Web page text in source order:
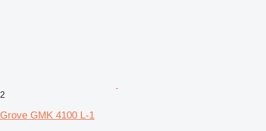
2
Grove GMK 4100 L-1